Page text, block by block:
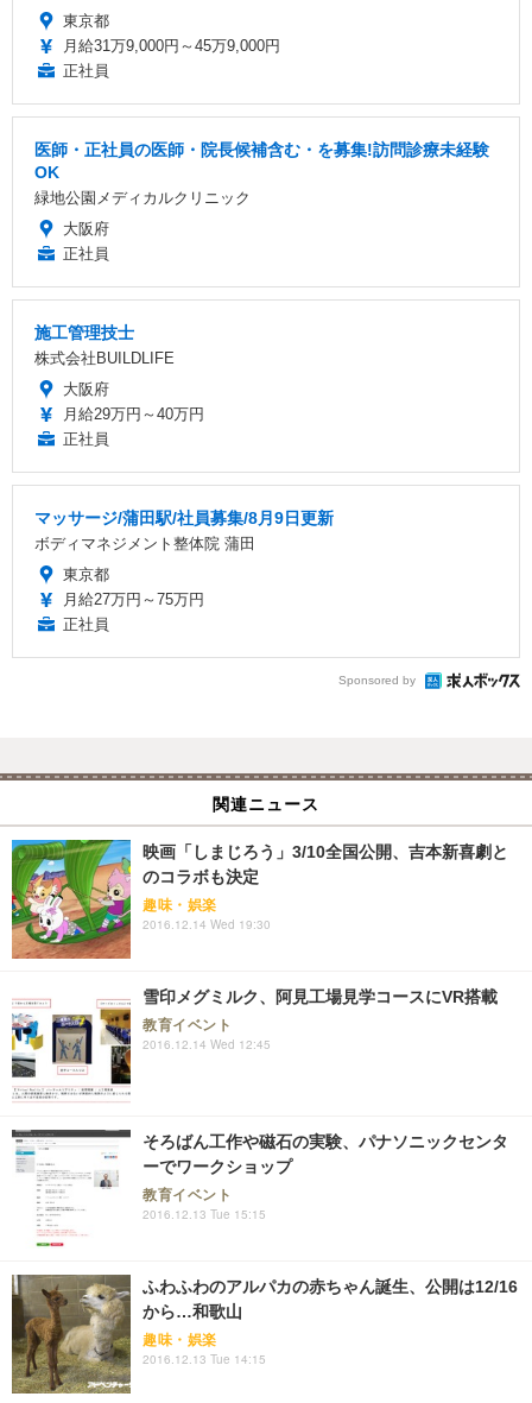
東京都
月給31万9,000円～45万9,000円
正社員
医師・正社員の医師・院長候補含む・を募集!訪問診療未経験
OK
緑地公園メディカルクリニック
大阪府
正社員
施工管理技士
株式会社BUILDLIFE
大阪府
月給29万円～40万円
正社員
マッサージ/蒲田駅/社員募集/8月9日更新
ボディマネジメント整体院 蒲田
東京都
月給27万円～75万円
正社員
Sponsored by
関連ニュース
映画「しまじろう」3/10全国公開、吉本新喜劇と
のコラボも決定
趣味・娯楽
2016.12.14 Wed 19:30
雪印メグミルク、阿見工場見学コースにVR搭載
教育イベント
2016.12.14 Wed 12:45
そろばん工作や磁石の実験、パナソニックセンタ
ーでワークショップ
教育イベント
2016.12.13 Tue 15:15
ふわふわのアルパカの赤ちゃん誕生、公開は12/16
から…和歌山
趣味・娯楽
2016.12.13 Tue 14:15